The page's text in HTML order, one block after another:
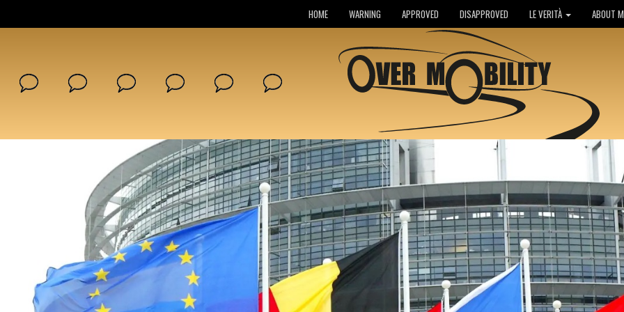
HOME WARNING APPROVED DISAPPROVED LE VERITÀ ABOUT